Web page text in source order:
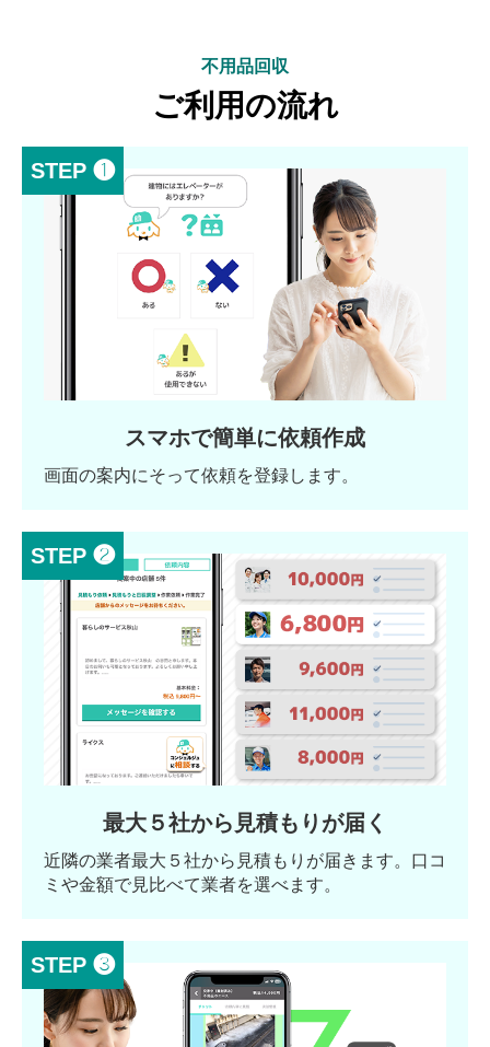
不用品回収
ご利用の流れ
STEP ❶
スマホで簡単に依頼作成
画面の案内にそって依頼を登録します。
STEP ❷
最大５社から見積もりが届く
近隣の業者最大５社から見積もりが届きます。口コ
ミや金額で見比べて業者を選べます。
STEP ❸